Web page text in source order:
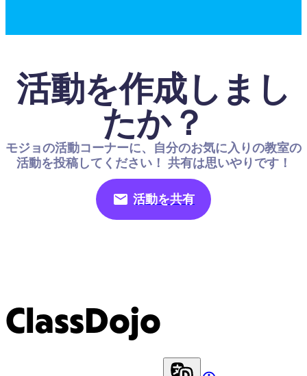
活動を作成しまし
たか？
モジョの活動コーナーに、自分のお気に入りの教室の
活動を投稿してください！ 共有は思いやりです！
活動を共有
ClassDojo